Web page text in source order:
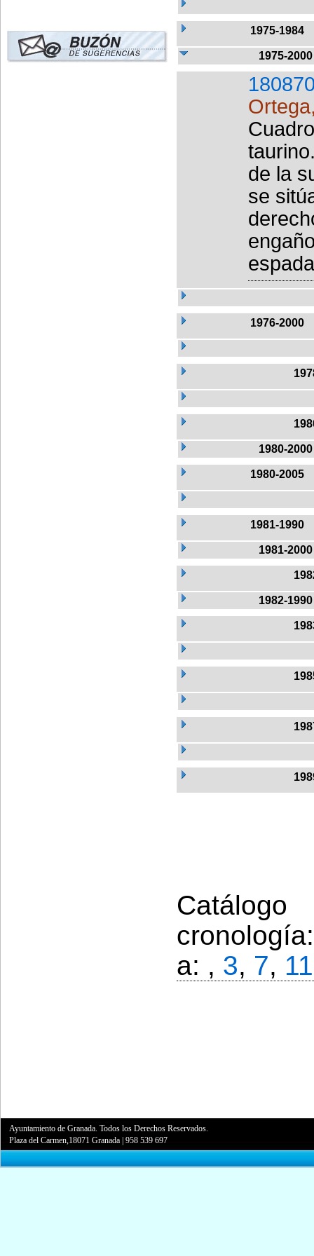
1975-1984
1975-2000
de la
se
1976-2000
1980-2000
1980-2005
1981-1990
1981-2000
1982-1990
a: , 3, 7, 11
Ayuntamiento de Granada. Todos los Derechos Reservados.
Plaza del Carmen,18071 Granada |958 539 697